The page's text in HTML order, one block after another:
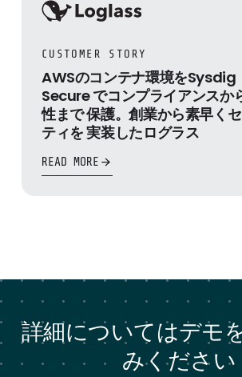
CUSTOMER STORY
AWSのコンテナ環境をSysdig
Secure でコンプライアンスか
性まで 保護。創業から素早く
ティを 実装したログラス
READ MORE
詳細についてはデモ
みください